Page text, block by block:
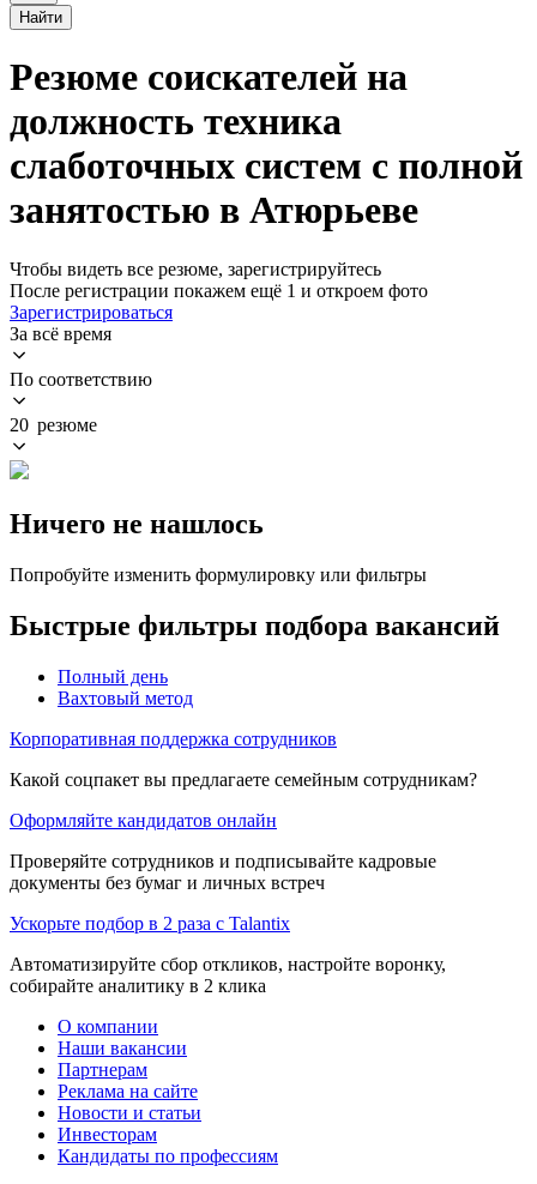
Найти
Резюме соискателей на
должность техника
слаботочных систем с полной
занятостью в Атюрьеве
Чтобы видеть все резюме, зарегистрируйтесь
После регистрации покажем ещё 1 и откроем фото
Зарегистрироваться
За всё время
По соответствию
20 резюме
Ничего не нашлось
Попробуйте изменить формулировку или фильтры
Быстрые фильтры подбора вакансий
Полный день
Вахтовый метод
Корпоративная поддержка сотрудников
Какой соцпакет вы предлагаете семейным сотрудникам?
Оформляйте кандидатов онлайн
Проверяйте сотрудников и подписывайте кадровые
документы без бумаг и личных встреч
Ускорьте подбор в 2 раза с Talantix
Автоматизируйте сбор откликов, настройте воронку,
собирайте аналитику в 2 клика
О компании
Наши вакансии
Партнерам
Реклама на сайте
Новости и статьи
Инвесторам
Кандидаты по профессиям